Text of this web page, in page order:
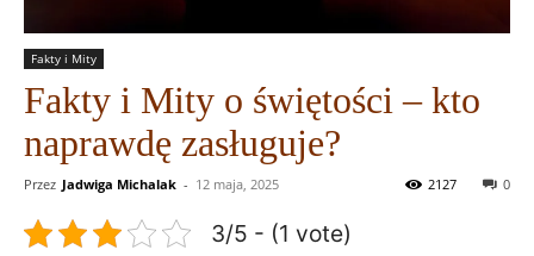
Fakty i Mity
Fakty i Mity o świętości – kto
naprawdę zasługuje?
Przez Jadwiga Michalak - 12 maja, 2025 0
2127
3/5 - (1 vote)